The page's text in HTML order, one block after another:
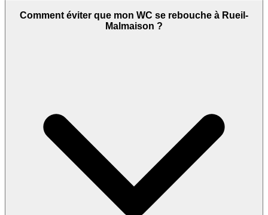
Comment éviter que mon WC se rebouche à Rueil-
Malmaison ?